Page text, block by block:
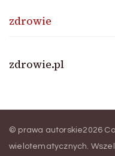
zdrowie
zdrowie.pl
© prawa autorskie2026
wielotematycznych.